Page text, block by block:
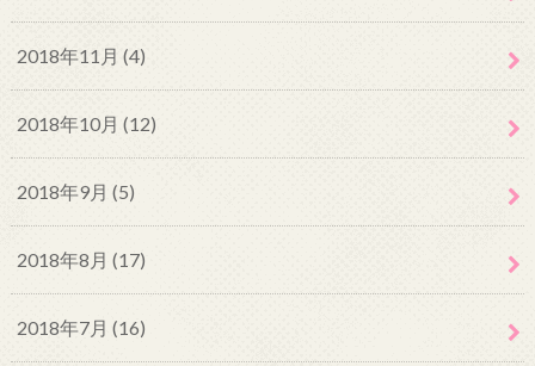
2018年11月 (4)
2018年10月 (12)
2018年9月 (5)
2018年8月 (17)
2018年7月 (16)